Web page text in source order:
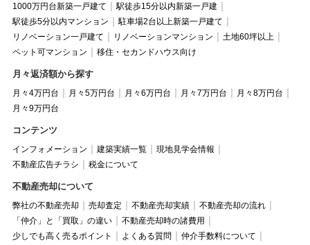
1000万円台新築一戸建て
駅徒歩15分以内新築一戸建
駅徒歩5分以内マンション
駐車場2台以上新築一戸建て
リノベーション一戸建て
リノベーションマンション
土地60坪以上
ペット可マンション
移住・セカンドハウス向け
月々返済額から探す
月々4万円台 月々5万円台 月々6万円台 月々7万円台
月々8万円台
月々9万円台
コンテンツ
インフォメーション 建築実績一覧
現地見学会情報
不動産広告チラシ
税金について
不動産売却について
弊社の不動産売却 売却査定 不動産売却実績
不動産売却の流れ
「仲介」と「買取」の違い
不動産売却時の諸費用
少しでも高く売るポイント
よくある質問
仲介手数料について